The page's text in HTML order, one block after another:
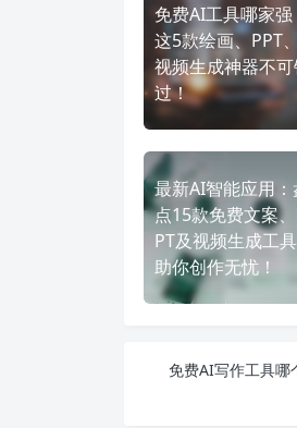
免费AI工具哪家强
这5款绘画、PPT、
视频生成神器不
过！
最新AI智能应用：
点15款免费文案
PT及视频生成工具
助你创作无忧！
免费AI写作工具哪